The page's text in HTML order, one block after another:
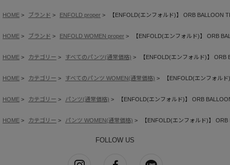
HOME ブランド ENFOLD proper 【ENFOLD(エンフォルド)】 ORB BALLOON
HOME ブランド ENFOLD WOMEN proper 【ENFOLD(エンフォルド)】 ORB
HOME カテゴリー すべてのパンツ(通常価格) 【ENFOLD(エンフォルド)】 ORB
HOME カテゴリー すべてのパンツ WOMEN(通常価格) 【ENFOLD(エンフォル
HOME カテゴリー パンツ(通常価格) 【ENFOLD(エンフォルド)】 ORB
HOME カテゴリー パンツ WOMEN(通常価格) 【ENFOLD(エンフォルド)】
FOLLOW US